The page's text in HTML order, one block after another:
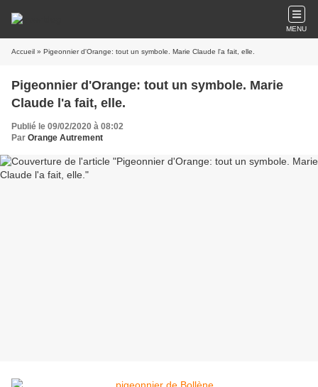
MENU
Accueil » Pigeonnier d'Orange: tout un symbole. Marie Claude l'a fait, elle.
Pigeonnier d'Orange: tout un symbole. Marie
Claude l'a fait, elle.
Publié le 09/02/2020 à 08:02
Par Orange Autrement